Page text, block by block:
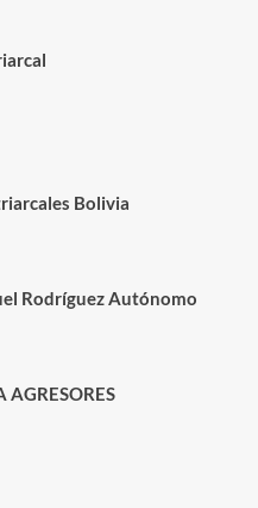
Bolivia
Rodríguez Autónomo
AGRESORES